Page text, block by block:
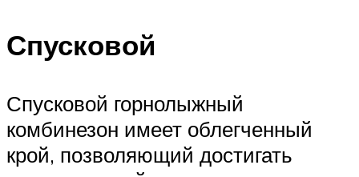
Спусковой
Спусковой горнолыжный
комбинезон имеет облегченный
крой, позволяющий достигать